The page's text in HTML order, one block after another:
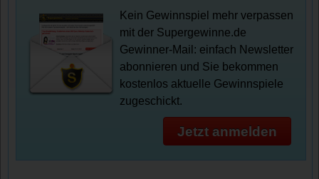
Kein Gewinnspiel mehr verpassen
mit der Supergewinne.de
Gewinner-Mail: einfach Newsletter
abonnieren und Sie bekommen
kostenlos aktuelle Gewinnspiele
zugeschickt.
Jetzt anmelden